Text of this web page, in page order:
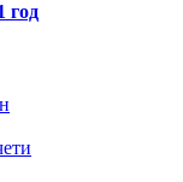
год